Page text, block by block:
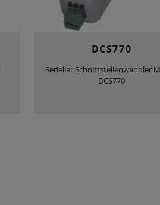
DCS770
Serieller Schnittstellenwandler
DCS770